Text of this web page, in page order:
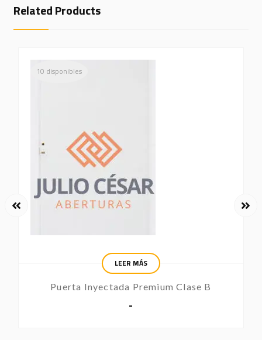
Related Products
10 disponibles
LEER MÁS
Puerta Inyectada Premium Clase B
-